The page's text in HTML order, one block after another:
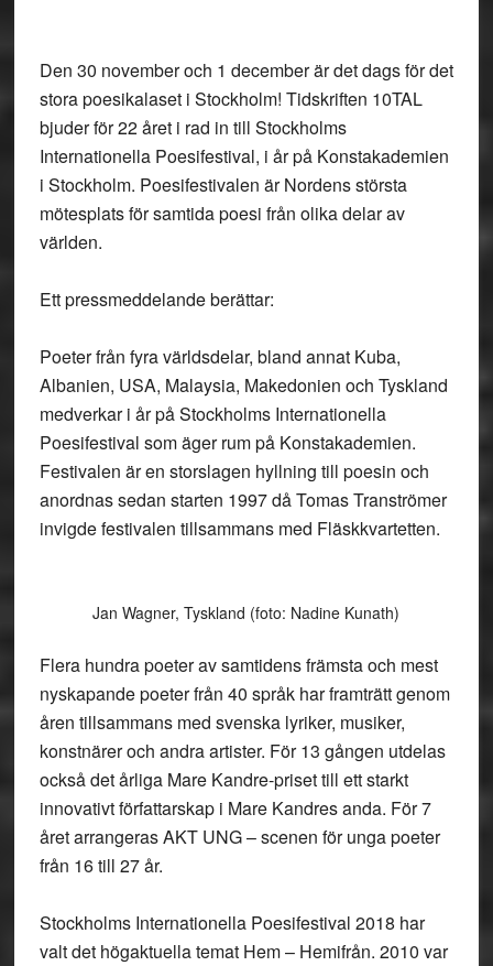
Den 30 november och 1 december är det dags för det
stora poesikalaset i Stockholm! Tidskriften 10TAL
bjuder för 22 året i rad in till Stockholms
Internationella Poesifestival, i år på Konstakademien
i Stockholm. Poesifestivalen är Nordens största
mötesplats för samtida poesi från olika delar av
världen.
Ett pressmeddelande berättar:
Poeter från fyra världsdelar, bland annat Kuba,
Albanien, USA, Malaysia, Makedonien och Tyskland
medverkar i år på Stockholms Internationella
Poesifestival som äger rum på Konstakademien.
Festivalen är en storslagen hyllning till poesin och
anordnas sedan starten 1997 då Tomas Tranströmer
invigde festivalen tillsammans med Fläskkvartetten.
Jan Wagner, Tyskland (foto: Nadine Kunath)
Flera hundra poeter av samtidens främsta och mest
nyskapande poeter från 40 språk har framträtt genom
åren tillsammans med svenska lyriker, musiker,
konstnärer och andra artister. För 13 gången utdelas
också det årliga Mare Kandre-priset till ett starkt
innovativt författarskap i Mare Kandres anda. För 7
året arrangeras AKT UNG – scenen för unga poeter
från 16 till 27 år.
Stockholms Internationella Poesifestival 2018 har
valt det högaktuella temat Hem – Hemifrån. 2010 var